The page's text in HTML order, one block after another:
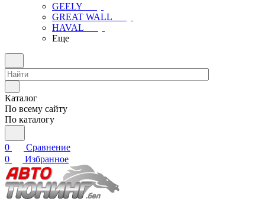
GEELY
GREAT WALL
HAVAL
Еще
Каталог
По всему сайту
По каталогу
0
Сравнение
0
Избранное